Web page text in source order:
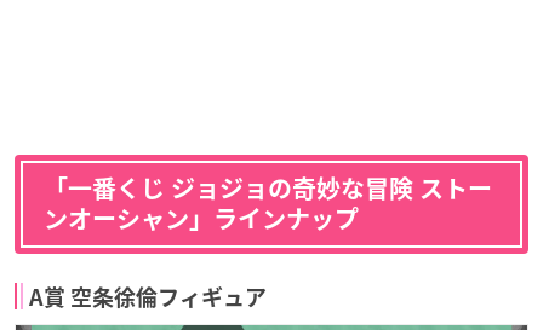
「一番くじ ジョジョの奇妙な冒険 ストー
ンオーシャン」ラインナップ
A賞 空条徐倫フィギュア